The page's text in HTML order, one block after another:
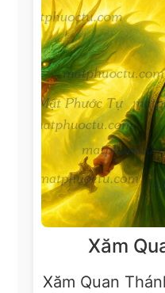
Xăm
Xăm Quan